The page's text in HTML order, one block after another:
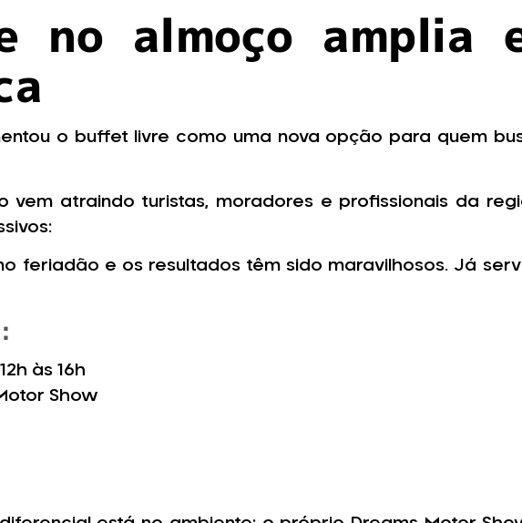
almoço amplia
o buffet livre como uma nova opção para quem
vem atraindo turistas, moradores e profissionais da
feriadão e os resultados têm sido maravilhosos. Já
às 16h
Show